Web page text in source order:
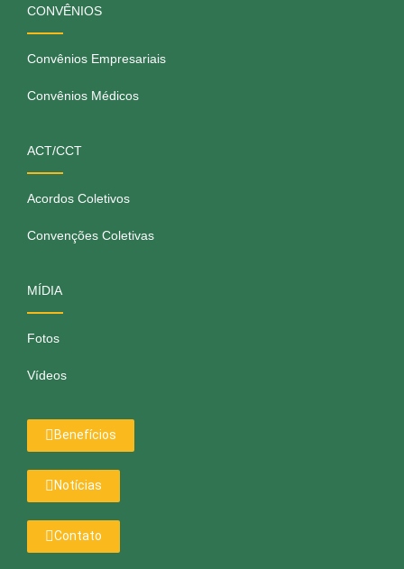
CONVÊNIOS
Convênios Empresariais
Convênios Médicos
ACT/CCT
Acordos Coletivos
Convenções Coletivas
MÍDIA
Fotos
Vídeos
Benefícios
Notícias
Contato